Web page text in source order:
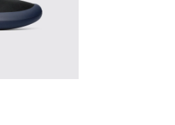
negra para hombre